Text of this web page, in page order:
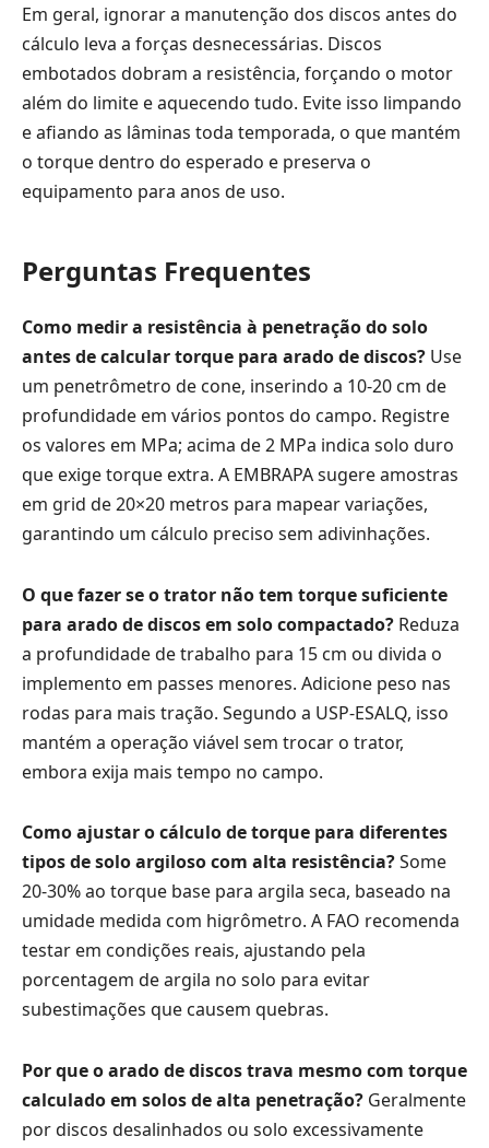
Em geral, ignorar a manutenção dos discos antes do
cálculo leva a forças desnecessárias. Discos
embotados dobram a resistência, forçando o motor
além do limite e aquecendo tudo. Evite isso limpando
e afiando as lâminas toda temporada, o que mantém
o torque dentro do esperado e preserva o
equipamento para anos de uso.
Perguntas Frequentes
Como medir a resistência à penetração do solo
antes de calcular torque para arado de discos? Use
um penetrômetro de cone, inserindo a 10-20 cm de
profundidade em vários pontos do campo. Registre
os valores em MPa; acima de 2 MPa indica solo duro
que exige torque extra. A EMBRAPA sugere amostras
em grid de 20×20 metros para mapear variações,
garantindo um cálculo preciso sem adivinhações.
O que fazer se o trator não tem torque suficiente
para arado de discos em solo compactado? Reduza
a profundidade de trabalho para 15 cm ou divida o
implemento em passes menores. Adicione peso nas
rodas para mais tração. Segundo a USP-ESALQ, isso
mantém a operação viável sem trocar o trator,
embora exija mais tempo no campo.
Como ajustar o cálculo de torque para diferentes
tipos de solo argiloso com alta resistência?Some
20-30% ao torque base para argila seca, baseado na
umidade medida com higrômetro. A FAO recomenda
testar em condições reais, ajustando pela
porcentagem de argila no solo para evitar
subestimações que causem quebras.
Por que o arado de discos trava mesmo com torque
calculado em solos de alta penetração? Geralmente
por discos desalinhados ou solo excessivamente